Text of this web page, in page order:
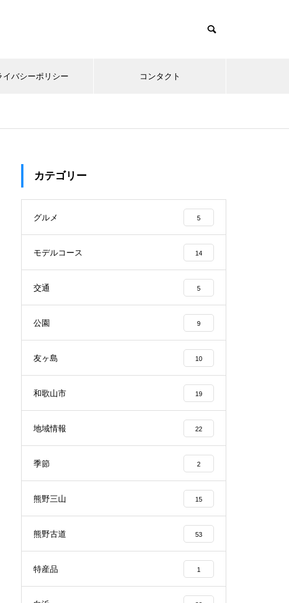
イバシーポリシー コンタクト
カテゴリー
グルメ 5
モデルコース 14
交通 5
公園 9
友ヶ島 10
和歌山市 19
地域情報 22
季節 2
熊野三山 15
熊野古道 53
特産品 1